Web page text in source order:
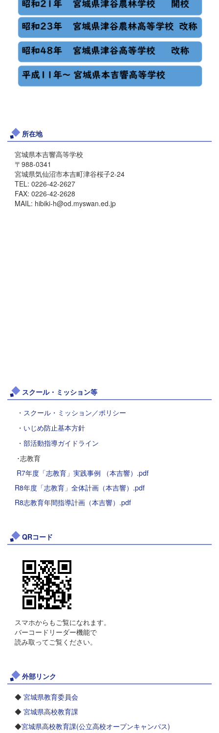
所在地
宮城県本吉響高等学校
〒988-0341
宮城県気仙沼市本吉町津谷桜子2-24
TEL: 0226-42-2627
FAX: 0226-42-2628
MAIL: hibiki-h@od.myswan.ed.jp
スクール・ミッション等
・ スクール・ミッション／ポリシー
・ いじめ防止基本方針
・ 部活動指導ガイドライン
･志教育
R7年度「志教育」実践事例 （本吉響）.pdf
R8年度「志教育」全体計画（本吉響）.pdf
R8志教育年間指導計画（本吉響）.pdf
QRコード
スマホからもご覧になれます。
バーコードリーダー機能で
読み取ってご覧ください。
外部リンク
◆ 宮城県教育委員会
◆ 宮城県高校教育課
◆宮城県高校教育課(公立高校オープンキャンパス)